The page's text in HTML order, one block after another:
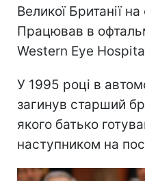
Великої Британії
Працював в
Western Eye
У 1995 році в
загинув старший
якого батько
наступником на